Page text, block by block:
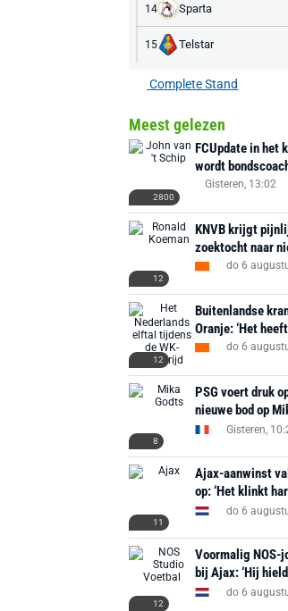
14 Sparta
15 Telstar
Complete Stand
Meest gelezen
2800
FCUpdate in het
wordt
Gisteren, 13:02
12
KNVB krijgt
zoektocht naar
do 6
12
Buitenlandse
Oranje: ‘Het
do 6
8
PSG voert druk
nieuwe bod op
Gisteren,
11
Ajax-aanwinst
op: ‘Het klinkt
do 6
12
Voormalig NOS-
bij Ajax: ‘Hij
do 6